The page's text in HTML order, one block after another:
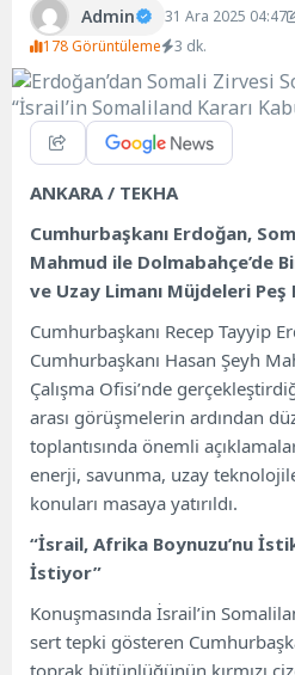
Admin 31 Ara 2025 04:47
178 Görüntüleme
3 dk.
ANKARA / TEKHA
Cumhurbaşkanı Erdoğan,
Mahmud ile Dolmabahçe’de
ve Uzay Limanı Müjdeleri Peş
Cumhurbaşkanı Recep Tayyip
Cumhurbaşkanı Hasan Şeyh
Çalışma Ofisi’nde
arası görüşmelerin ardından
toplantısında önemli
enerji, savunma, uzay
konuları masaya yatırıldı.
“İsrail, Afrika Boynuzu’nu
İstiyor”
Konuşmasında İsrail’in
sert tepki gösteren